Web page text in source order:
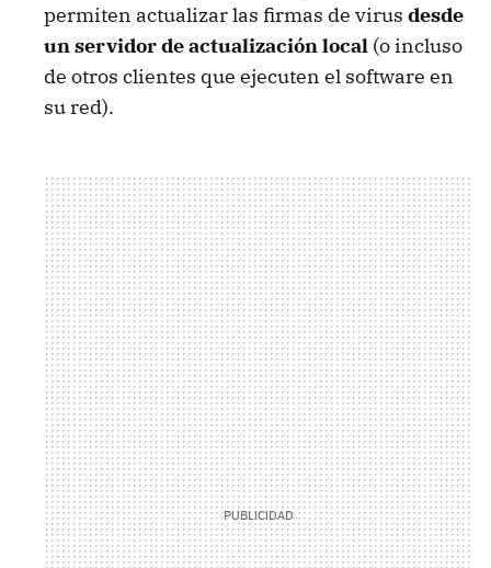
permiten actualizar las firmas de virus desde
un servidor de actualización local (o incluso
de otros clientes que ejecuten el software en
su red).